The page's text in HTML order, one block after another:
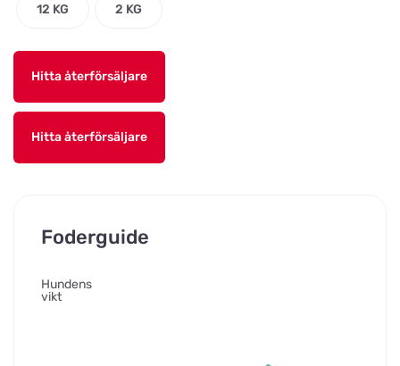
12 KG 2 KG
Hitta återförsäljare
Hitta återförsäljare
Foderguide
Hundens
vikt